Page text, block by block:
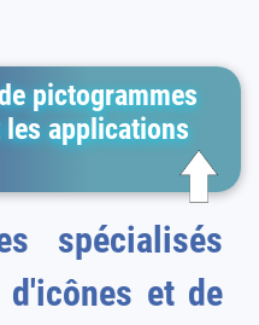
pictogrammes
applications
et de